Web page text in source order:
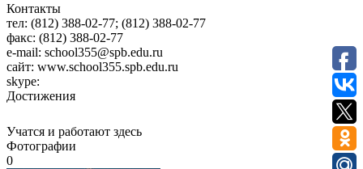
Контакты
тел: (812) 388-02-77; (812) 388-02-77
факс: (812) 388-02-77
e-mail: school355@spb.edu.ru
сайт: www.school355.spb.edu.ru
skype:
Достижения
Учатся и работают здесь
Фотографии
0